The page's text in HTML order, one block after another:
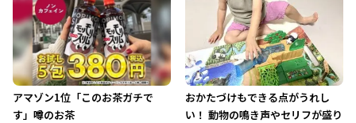
アマゾン1位「このお茶ガチで
す」噂のお茶
おかたづけもできる点がうれし
い！ 動物の鳴き声やセリフが盛り